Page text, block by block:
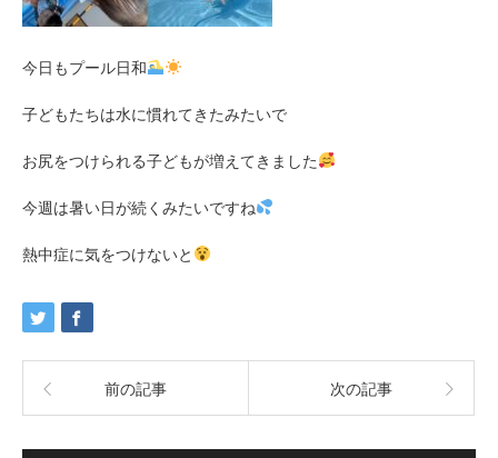
今日もプール日和
子どもたちは水に慣れてきたみたいで
お尻をつけられる子どもが増えてきました
今週は暑い日が続くみたいですね
熱中症に気をつけないと
前の記事 次の記事